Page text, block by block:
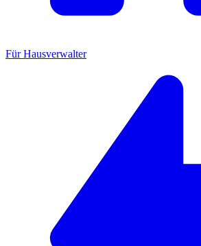
Für Hausverwalter